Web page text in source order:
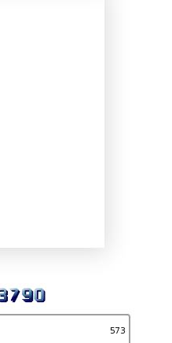
573